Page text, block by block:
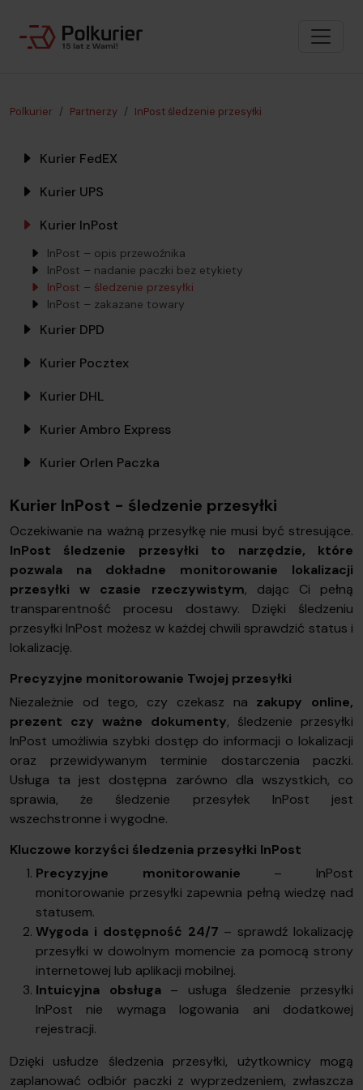
Polkurier Partnerzy InPost śledzenie przesyłki
Kurier FedEX
Kurier UPS
Kurier InPost
InPost – opis przewoźnika
InPost – nadanie paczki bez etykiety
InPost – śledzenie przesyłki
InPost – zakazane towary
Kurier DPD
Kurier Pocztex
Kurier DHL
Kurier Ambro Express
Kurier Orlen Paczka
Kurier InPost - śledzenie przesyłki
Oczekiwanie na ważną przesyłkę nie musi być stresujące.
InPost śledzenie przesyłki to narzędzie, które
pozwala na dokładne monitorowanie lokalizacji
przesyłki w czasie rzeczywistym, dając Ci pełną
transparentność procesu dostawy. Dzięki śledzeniu
przesyłki InPost możesz w każdej chwili sprawdzić status i
lokalizację.
Precyzyjne monitorowanie Twojej przesyłki
Niezależnie od tego, czy czekasz na zakupy online,
prezent czy ważne dokumenty, śledzenie przesyłki
InPost umożliwia szybki dostęp do informacji o lokalizacji
oraz przewidywanym terminie dostarczenia paczki.
Usługa ta jest dostępna zarówno dla wszystkich, co
sprawia, że śledzenie przesyłek InPost jest
wszechstronne i wygodne.
Kluczowe korzyści śledzenia przesyłki InPost
Precyzyjne monitorowanie – InPost
monitorowanie przesyłki zapewnia pełną wiedzę nad
statusem.
Wygoda i dostępność 24/7 – sprawdź lokalizację
przesyłki w dowolnym momencie za pomocą strony
internetowej lub aplikacji mobilnej.
Intuicyjna obsługa– usługa śledzenie przesyłki
InPost nie wymaga logowania ani dodatkowej
rejestracji.
Dzięki usłudze śledzenia przesyłki, użytkownicy mogą
zaplanować odbiór paczki z wyprzedzeniem, zwłaszcza